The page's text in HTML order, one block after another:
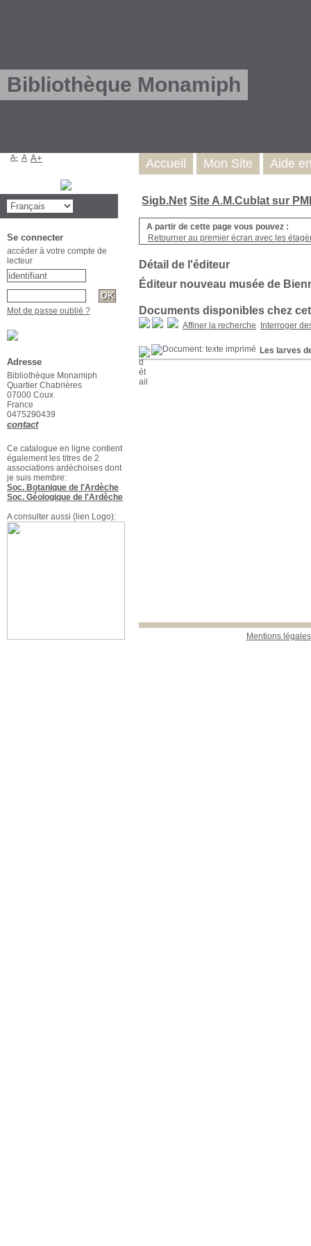
Bibliothèque Monamiph
Sigb.Net Site A.M.Cublat sur
A partir de cette page vous pouvez :
Retourner au premier écran avec les
Détail de l'éditeur
Éditeur nouveau musée de
Documents disponibles chez
Affiner la recherche Interroger
Les larves
Mentions légales
Accueil Mon Site Aide
A- A A+
Se connecter
accéder à votre compte de
lecteur
Mot de passe oublié ?
Adresse
Bibliothèque Monamiph
Quartier Chabrières
07000 Coux
France
0475290439
contact
Ce catalogue en ligne contient
également les titres de 2
associations ardèchoises dont
je suis membre:
Soc. Botanique de l'Ardèche
Soc. Géologique de l'Ardèche
A consulter aussi (lien Logo):